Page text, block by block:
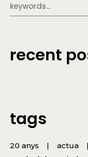
recent
tags
20 anys actua